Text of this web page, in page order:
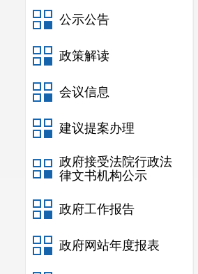
公示公告
政策解读
会议信息
建议提案办理
政府接受法院行政法
律文书机构公示
政府工作报告
政府网站年度报表